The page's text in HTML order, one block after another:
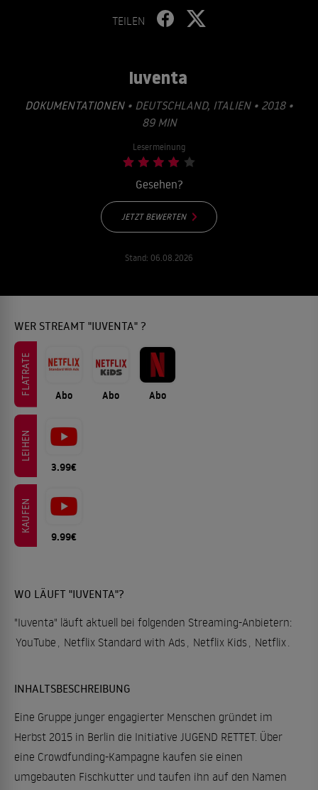
TEILEN
Iuventa
DOKUMENTATIONEN• DEUTSCHLAND, ITALIEN • 2018 •
89 MIN
Lesermeinung
Gesehen?
JETZT BEWERTEN
Stand: 06.08.2026
WER STREAMT "IUVENTA" ?
FLATRATE Abo Abo Abo
LEIHEN
3.99€
KAUFEN
9.99€
WO LÄUFT "IUVENTA"?
"Iuventa" läuft aktuell bei folgenden Streaming-Anbietern:
YouTube
Netflix Standard with Ads Netflix Kids Netflix
INHALTSBESCHREIBUNG
Eine Gruppe junger engagierter Menschen gründet im
Herbst 2015 in Berlin die Initiative JUGEND RETTET. Über
eine Crowdfunding-Kampagne kaufen sie einen
umgebauten Fischkutter und taufen ihn auf den Namen